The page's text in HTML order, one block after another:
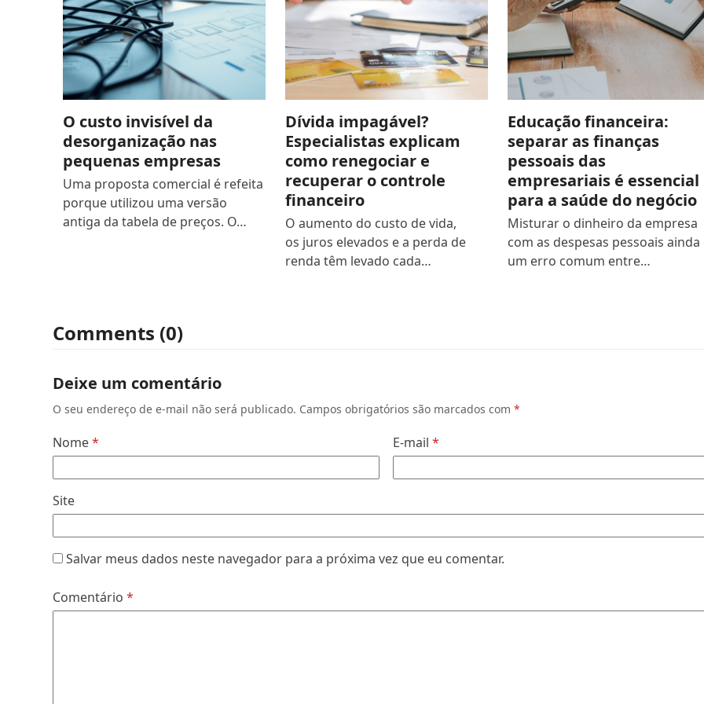
O custo invisível da
desorganização nas
pequenas empresas
Uma proposta comercial é refeita
porque utilizou uma versão
antiga da tabela de preços. O…
Dívida impagável?
Especialistas explicam
como renegociar e
recuperar o controle
financeiro
O aumento do custo de vida,
os juros elevados e a perda de
renda têm levado cada…
Educação financeira:
separar as finanças
pessoais das
empresariais é essencial
para a saúde do negócio
Misturar o dinheiro da empresa
com as despesas pessoais ainda
um erro comum entre…
Comments (0)
Deixe um comentário
O seu endereço de e-mail não será publicado. Campos obrigatórios são marcados com*
Nome* E-mail*
Site
Salvar meus dados neste navegador para a próxima vez que eu comentar.
Comentário*